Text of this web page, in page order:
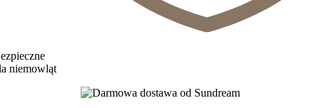
niemowląt